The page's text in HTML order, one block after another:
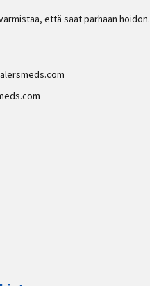
että saat parhaan hoidon.